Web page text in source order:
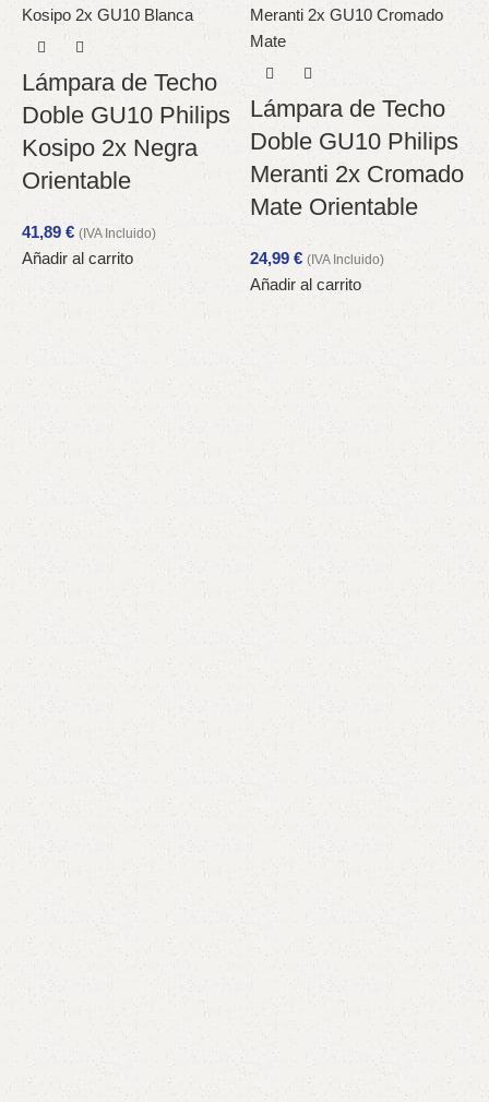
Lámpara de Techo
Doble GU10 Philips
Kosipo 2x Negra
Orientable
41,89 € (IVA Incluido)
Añadir al carrito
Lámpara de Techo
Doble GU10 Philips
Meranti 2x Cromado
Mate Orientable
24,99 € (IVA Incluido)
Añadir al carrito